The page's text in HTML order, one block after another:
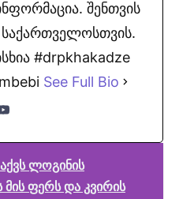
შენთვის
საქართველოსთვის.
#drpkhakadze
See Full Bio
ლოგინის
ფერს და კვირის